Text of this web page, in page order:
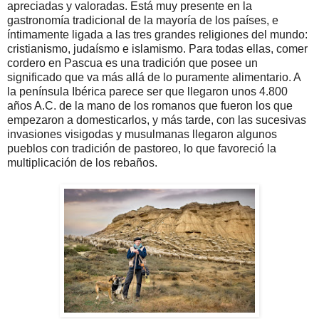
apreciadas y valoradas. Está muy presente en la
gastronomía tradicional de la mayoría de los países, e
íntimamente ligada a las tres grandes religiones del mundo:
cristianismo, judaísmo e islamismo. Para todas ellas, comer
cordero en Pascua es una tradición que posee un
significado que va más allá de lo puramente alimentario. A
la península Ibérica parece ser que llegaron unos 4.800
años A.C. de la mano de los romanos que fueron los que
empezaron a domesticarlos, y más tarde, con las sucesivas
invasiones visigodas y musulmanas llegaron algunos
pueblos con tradición de pastoreo, lo que favoreció la
multiplicación de los rebaños.